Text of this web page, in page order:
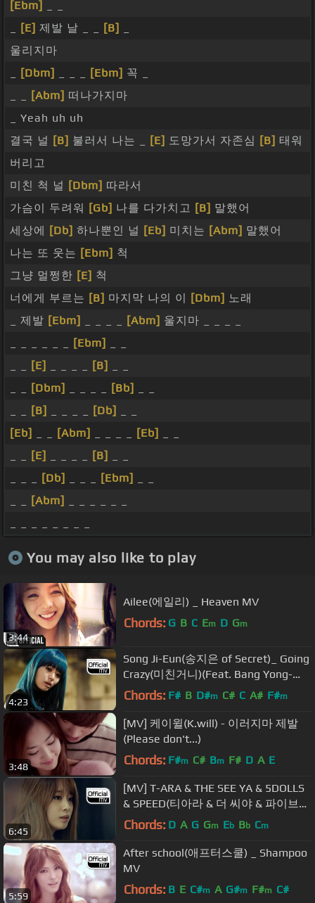
[Ebm]
[E] 제발 날 _ _ [B]
울리지마
[Dbm] [Ebm] 꼭 _
[Abm] 떠나가지마
_ Yeah uh uh
결국 널 [B] 불러서 나는 _ [E] 도망가서 자존심 [B] 태워
버리고
미친 척 널 [Dbm] 따라서
가슴이 두려워
[Gb] 나를 다가치고 [B] 말했어
세상에
[Db] 하나뿐인 널 [Eb] 미치는 [Abm] 말했어
나는 또 웃는 [Ebm] 척
그냥 멀쩡한 [E] 척
너에게 부르는 [B] 마지막 나의 이 [Dbm] 노래
_ 제발 [Ebm] [Abm] 울지마 _ _ _ _
[Ebm]
[E] [B]
[Dbm] [Bb]
[B] [Db]
[Eb]
[Abm] [Eb]
[E] [B]
[Db] [Ebm]
[Abm]
You may also like to play
3:44
Ailee(에일리) _ Heaven MV
Chords: G B C Em D Gm
4:23
Song Ji-Eun(송지은 of Secret)_ Going
Crazy(미친거니)(Feat. Bang Yong-
Gook)
Chords: F# B D#m C# C A# F#m
3:48
[MV] 케이윌(K.will) - 이러지마 제발
(Please don't...)
Chords: F#m C# Bm F# D A E
6:45
[MV] T-ARA & THE SEE YA & 5DOLLS
& SPEED(티아라 & 더 씨야 & 파이브돌
스 & 스피드) _ Painkiller(진통제)
Chords: D A G Gm Eb Bb Cm
5:59
After school(애프터스쿨) _ Shampoo
MV
Chords: B E C#m A G#m F#m C#